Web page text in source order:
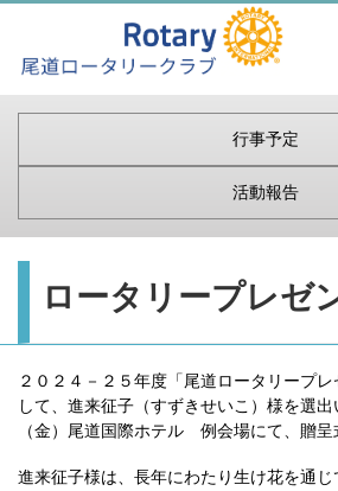
行事予定
活動報告
ロータリープレゼ
２０２４－２５年度「尾道ロータリープ
して、進来征子（すずきせいこ）様を選出
（金）尾道国際ホテル 例会場にて、贈呈
進来征子様は、長年にわたり生け花を通